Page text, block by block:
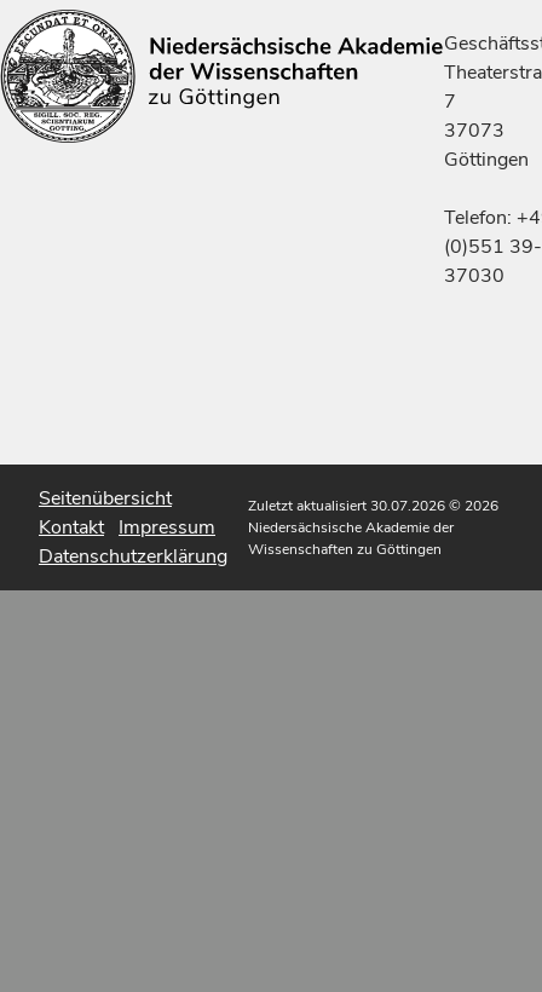
7
37073
Göttingen
Telefon:
(0)551 39-
37030
Seitenübersicht
Kontakt Impressum
Datenschutzerklärung
Zuletzt aktualisiert 30.07.2026© 2026
Niedersächsische Akademie der
Wissenschaften zu Göttingen